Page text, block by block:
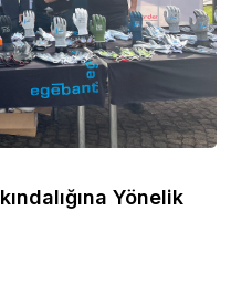
Yönelik